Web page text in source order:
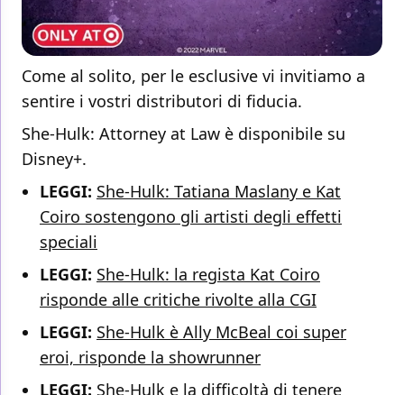
Come al solito, per le esclusive vi invitiamo a
sentire i vostri distributori di fiducia.
She-Hulk: Attorney at Law è disponibile su
Disney+.
LEGGI: She-Hulk: Tatiana Maslany e Kat
Coiro sostengono gli artisti degli effetti
speciali
LEGGI: She-Hulk: la regista Kat Coiro
risponde alle critiche rivolte alla CGI
LEGGI: She-Hulk è Ally McBeal coi super
eroi, risponde la showrunner
LEGGI: She-Hulk e la difficoltà di tenere